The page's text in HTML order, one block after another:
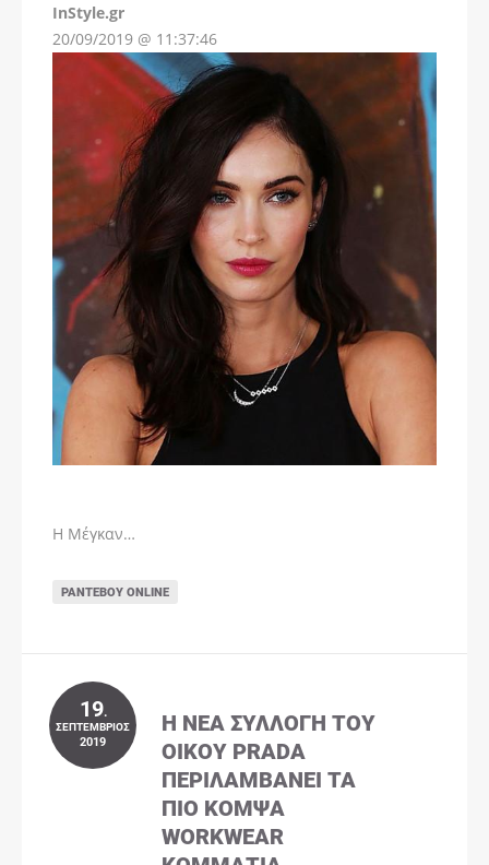
InStyle.gr
20/09/2019 @ 11:37:46
Η Μέγκαν…
ΡΑΝΤΕΒΟΎ ONLINE
19.
ΣΕΠΤΈΜΒΡΙΟΣ
2019
Η ΝΈΑ ΣΥΛΛΟΓΉ ΤΟΥ
ΟΊΚΟΥ PRADA
ΠΕΡΙΛΑΜΒΆΝΕΙ ΤΑ
ΠΙΟ ΚΟΜΨΆ
WORKWEAR